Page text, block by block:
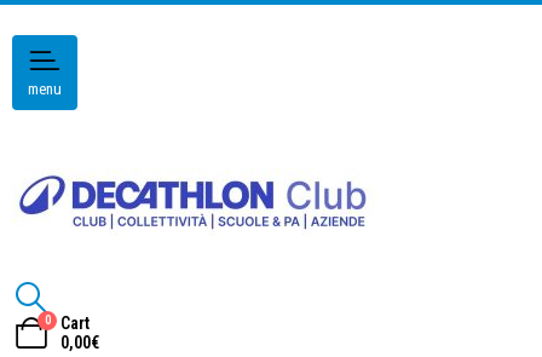
menu
0
Cart
0,00€